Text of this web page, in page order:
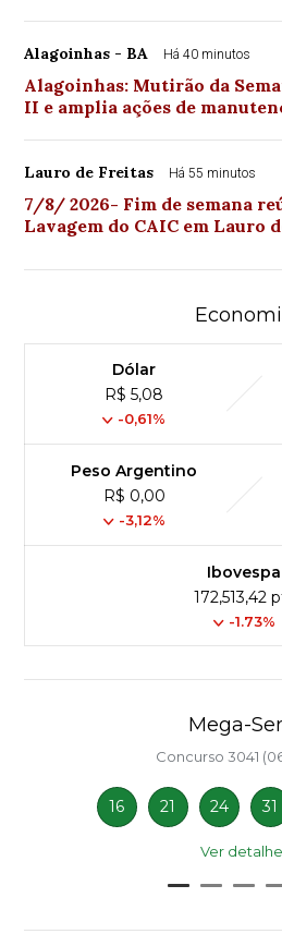
Alagoinhas - BA Há 40 minutos
Alagoinhas: Mutirão da
II e amplia ações de
Lauro de Freitas Há 55 minutos
7/8/ 2026- Fim de semana
Lavagem do CAIC em Lauro
Dólar
R$ 5,08
-0,61%
Peso Argentino
R$ 0,00
-3,12%
Ibovespa
172,513,42
-1.73%
Mega-
Concurso 3041
16 21 24 31
Ver